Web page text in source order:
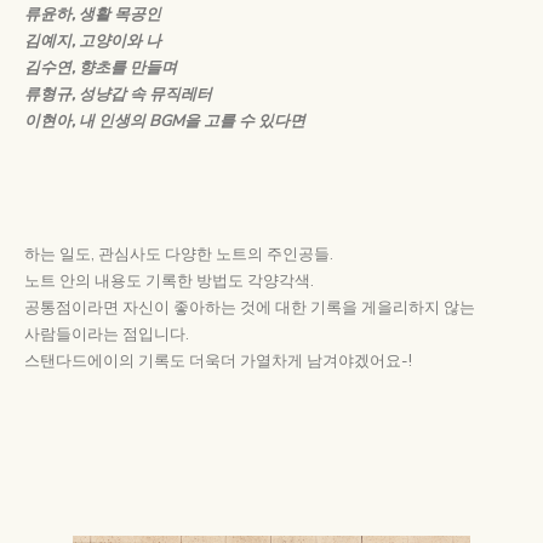
류윤하, 생활 목공인
김예지, 고양이와 나
김수연, 향초를 만들며
류형규, 성냥갑 속 뮤직레터
이현아, 내 인생의 BGM을 고를 수 있다면
하는 일도, 관심사도 다양한 노트의 주인공들.
노트 안의 내용도 기록한 방법도 각양각색.
공통점이라면 자신이 좋아하는 것에 대한 기록을 게을리하지 않는
사람들이라는 점입니다.
스탠다드에이의 기록도 더욱더 가열차게 남겨야겠어요-!